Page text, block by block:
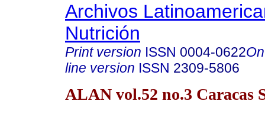
Archivos
Nutrición
Print version ISSN 0004-0622
line version ISSN 2309-5806
ALAN vol.52 no.3 Caracas